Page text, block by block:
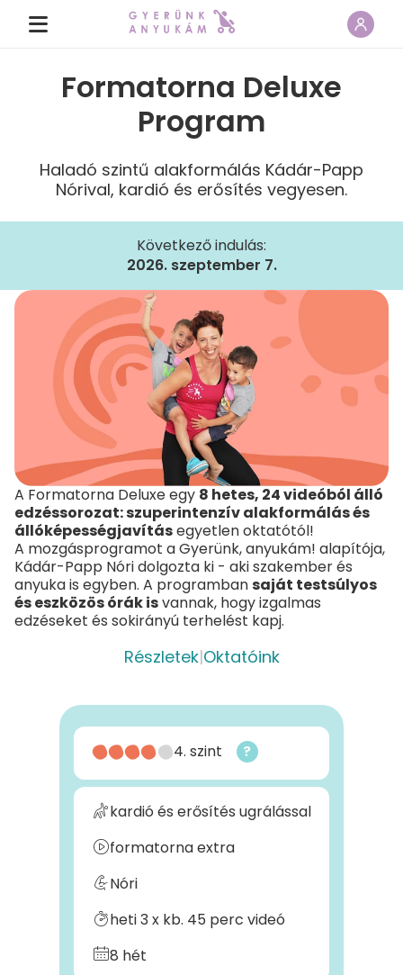
Formatorna Deluxe
Program
Haladó szintű alakformálás Kádár-Papp
Nórival, kardió és erősítés vegyesen.
Következő indulás:
2026. szeptember 7.
Részletek|Oktatóink
A Formatorna Deluxe egy 8 hetes, 24 videóból álló
edzéssorozat: szuperintenzív alakformálás és
állóképességjavításegyetlen oktatótól!
A mozgásprogramot a Gyerünk, anyukám! alapítója,
Kádár-Papp Nóri dolgozta ki - aki szakember és
anyuka is egyben. A programbansaját testsúlyos
és eszközös órák isvannak, hogy izgalmas
edzéseket és sokirányú terhelést kapj.
4. szint ?
kardió és erősítés ugrálással
formatorna extra
Nóri
heti 3 x kb. 45 perc videó
8 hét